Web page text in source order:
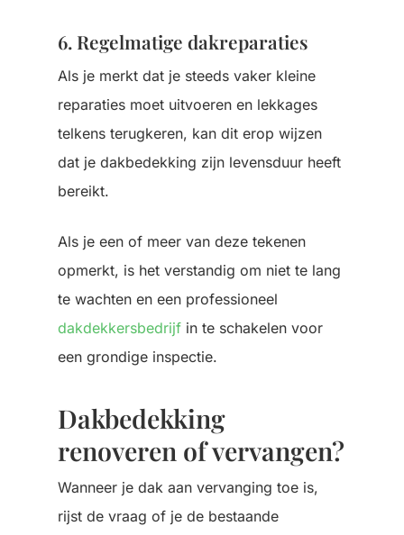
6. Regelmatige dakreparaties
Als je merkt dat je steeds vaker kleine
reparaties moet uitvoeren en lekkages
telkens terugkeren, kan dit erop wijzen
dat je dakbedekking zijn levensduur heeft
bereikt.
Als je een of meer van deze tekenen
opmerkt, is het verstandig om niet te lang
te wachten en een professioneel
dakdekkersbedrijf in te schakelen voor
een grondige inspectie.
Dakbedekking
renoveren of vervangen?
Wanneer je dak aan vervanging toe is,
rijst de vraag of je de bestaande